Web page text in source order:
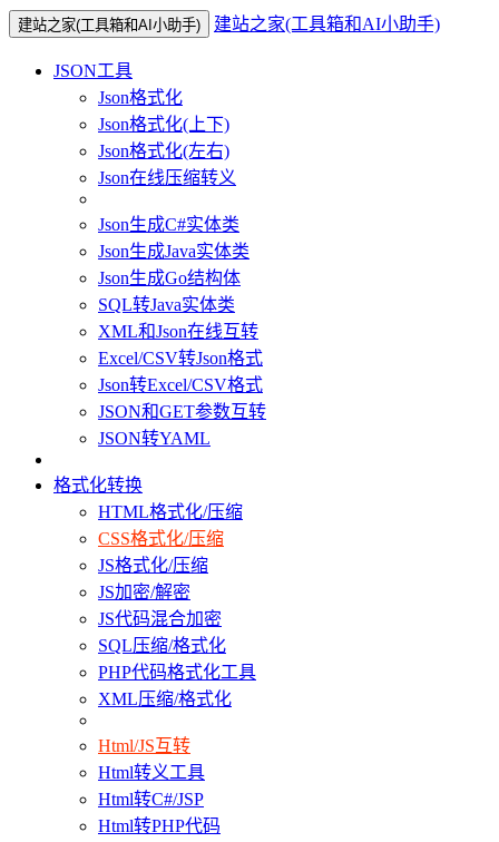
建站之家(工具箱和AI小助手) 建站之家(工具箱和AI小助手)
JSON工具
Json格式化
Json格式化(上下)
Json格式化(左右)
Json在线压缩转义
Json生成C#实体类
Json生成Java实体类
Json生成Go结构体
SQL转Java实体类
XML和Json在线互转
Excel/CSV转Json格式
Json转Excel/CSV格式
JSON和GET参数互转
JSON转YAML
格式化转换
HTML格式化/压缩
CSS格式化/压缩
JS格式化/压缩
JS加密/解密
JS代码混合加密
SQL压缩/格式化
PHP代码格式化工具
XML压缩/格式化
Html/JS互转
Html转义工具
Html转C#/JSP
Html转PHP代码